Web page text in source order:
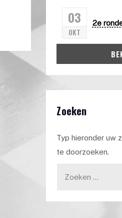
03
OKT
2e
Zoeken
Typ hieronder uw
te doorzoeken.